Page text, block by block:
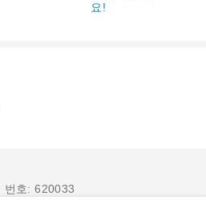
요!
번호: 620033